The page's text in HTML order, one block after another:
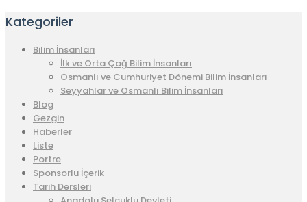
Kategoriler
Bilim İnsanları
İlk ve Orta Çağ Bilim İnsanları
Osmanlı ve Cumhuriyet Dönemi Bilim İnsanları
Seyyahlar ve Osmanlı Bilim İnsanları
Blog
Gezgin
Haberler
Liste
Portre
Sponsorlu İçerik
Tarih Dersleri